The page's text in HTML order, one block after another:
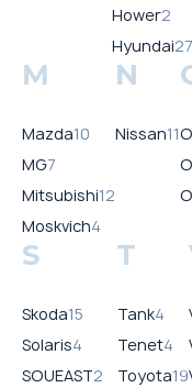
Hower2
Hyundai27
M
Mazda10
MG7
Mitsubishi12
Moskvich4
N
Nissan11
S
Skoda15
Solaris4
SOUEAST2
T
Tank4
Tenet4
Toyota19